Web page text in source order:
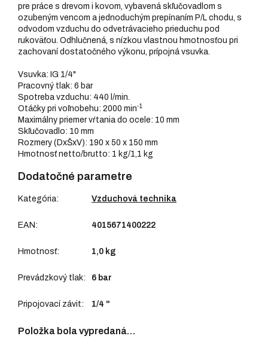
pre práce s drevom i kovom, vybavená skľučovadlom s
ozubeným vencom a jednoduchým prepínaním P/L chodu, s
odvodom vzduchu do odvetrávacieho prieduchu pod
rukoväťou. Odhlučnená, s nízkou vlastnou hmotnosťou pri
zachovaní dostatočného výkonu, prípojná vsuvka.
Vsuvka: IG 1/4"
Pracovný tlak: 6 bar
Spotreba vzduchu: 440 l/min.
Otáčky pri voľnobehu: 2000 min-1
Maximálny priemer vŕtania do ocele: 10 mm
Skľučovadlo: 10 mm
Rozmery (DxŠxV): 190 x 50 x 150 mm
Hmotnosť netto/brutto: 1 kg/1,1 kg
Dodatočné parametre
Kategória: Vzduchová technika
EAN : 4015671400222
Hmotnosť: 1,0 kg
Prevádzkový tlak: 6 bar
Pripojovací závit: 1/4 "
Položka bola vypredaná…